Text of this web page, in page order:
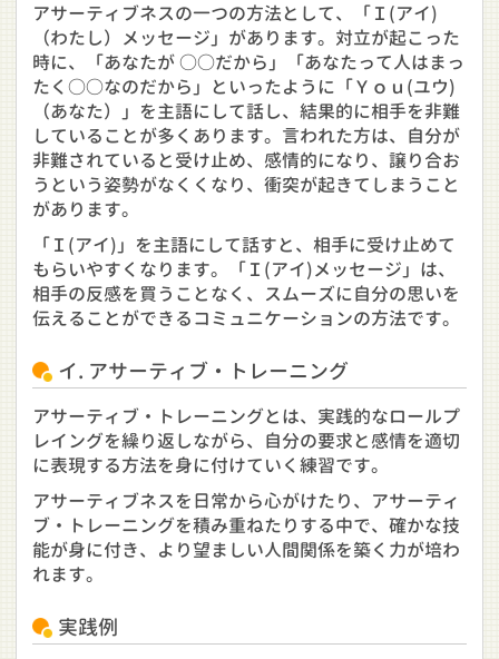
アサーティブネスの一つの方法として、「Ｉ(アイ)
（わたし）メッセージ」があります。対立が起こった
時に、「あなたが ○○だから」「あなたって人はまっ
たく○○なのだから」といったように「Ｙｏｕ(ユウ)
（あなた）」を主語にして話し、結果的に相手を非難
していることが多くあります。言われた方は、自分が
非難されていると受け止め、感情的になり、譲り合お
うという姿勢がなくくなり、衝突が起きてしまうこと
があります。
「Ｉ(アイ)」を主語にして話すと、相手に受け止めて
もらいやすくなります。「Ｉ(アイ)メッセージ」は、
相手の反感を買うことなく、スムーズに自分の思いを
伝えることができるコミュニケーションの方法です。
イ. アサーティブ・トレーニング
アサーティブ・トレーニングとは、実践的なロールプ
レイングを繰り返しながら、自分の要求と感情を適切
に表現する方法を身に付けていく練習です。
アサーティブネスを日常から心がけたり、アサーティ
ブ・トレーニングを積み重ねたりする中で、確かな技
能が身に付き、より望ましい人間関係を築く力が培わ
れます。
実践例